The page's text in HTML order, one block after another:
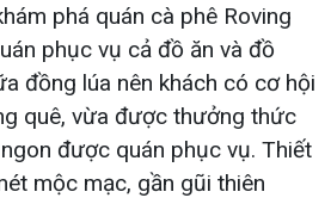
phá quán cà phê Roving
phục vụ cả đồ ăn và đồ
đồng lúa nên khách có cơ hội
quê, vừa được thưởng thức
được quán phục vụ. Thiết
mộc mạc, gần gũi thiên